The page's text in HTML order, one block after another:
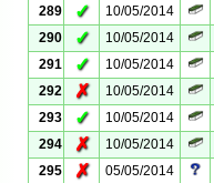
289
✓ 10/05/2014
290
✓ 10/05/2014
291
✓ 10/05/2014
292
✗ 10/05/2014
293
✓ 10/05/2014
294
✗ 10/05/2014
295
✗ 05/05/2014